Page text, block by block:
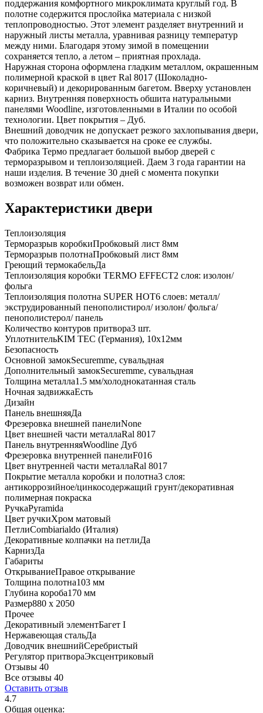
поддержания комфортного микроклимата круглый год. В
полотне содержится прослойка материала с низкой
теплопроводностью. Этот элемент разделяет внутренний и
наружный листы металла, уравнивая разницу температур
между ними. Благодаря этому зимой в помещении
сохраняется тепло, а летом – приятная прохлада.
Наружная сторона оформлена гладким металлом, окрашенным
полимерной краской в цвет Ral 8017 (Шоколадно-
коричневый) и декорированным багетом. Вверху установлен
карниз. Внутренняя поверхность обшита натуральными
панелями Woodline, изготовленными в Италии по особой
технологии. Цвет покрытия – Дуб.
Внешний доводчик не допускает резкого захлопывания двери,
что положительно сказывается на сроке ее службы.
Фабрика Термо предлагает большой выбор дверей с
терморазрывом и теплоизоляцией. Даем 3 года гарантии на
наши изделия. В течение 30 дней с момента покупки
возможен возврат или обмен.
Характеристики двери
Теплоизоляция
Терморазрыв коробкиПробковый лист 8мм
Терморазрыв полотнаПробковый лист 8мм
Греющий термокабельДа
Теплоизоляция коробки TERMO EFFECT2 слоя: изолон/
фольга
Теплоизоляция полотна SUPER НОТ6 слоев: металл/
экструдированный пенополистирол/ изолон/ фольга/
пенополистерол/ панель
Количество контуров притвора3 шт.
УплотнительKIM ТЕС (Германия), 10x12мм
Безопасность
Основной замокSecuremme, сувальдная
Дополнительный замокSecuremme, сувальдная
Толщина металла1.5 мм/холоднокатанная сталь
Ночная задвижкаЕсть
Дизайн
Панель внешняяДа
Фрезеровка внешней панелиNone
Цвет внешней части металлаRal 8017
Панель внутренняяWoodline Дуб
Фрезеровка внутренней панелиF016
Цвет внутренней части металлаRal 8017
Покрытие металла коробки и полотна3 слоя:
антикоррозийное/цинкосодержащий грунт/декоративная
полимерная покраска
РучкаPyramida
Цвет ручкиХром матовый
ПетлиCombiarialdo (Италия)
Декоративные колпачки на петлиДа
КарнизДа
Габариты
ОткрываниеПравое открывание
Толщина полотна103 мм
Глубина короба170 мм
Размер880 x 2050
Прочее
Декоративный элементБагет I
Нержавеющая стальДа
Доводчик внешнийСеребристый
Регулятор притвораЭксцентриковый
Отзывы 40
Все отзывы 40
Оставить отзыв
4.7
Общая оценка: